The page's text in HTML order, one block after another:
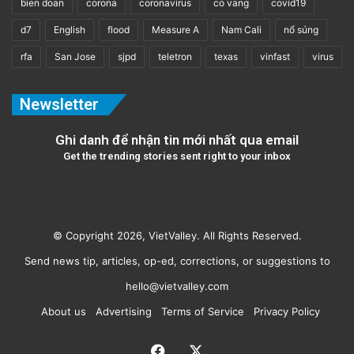
bien doan corona coronavirus co vang covid19
d7 English flood Measure A Nam Cali nổ súng
rfa San Jose sjpd teletron texas vinfast virus
Newsletter
Ghi danh để nhận tin mới nhất qua email
Get the trending stories sent right to your inbox
© Copyright 2026, VietValley. All Rights Reserved.
Send news tip, articles, op-ed, corrections, or suggestions to
hello@vietvalley.com
About us
Advertising Terms of Service Privacy Policy
Facebook